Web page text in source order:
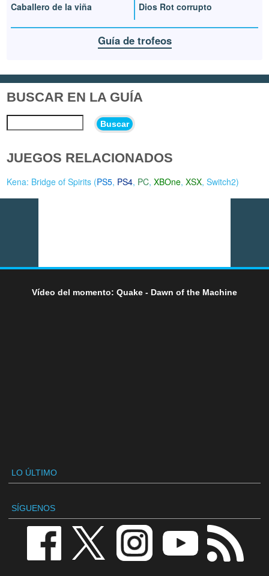
Caballero de la viña
Dios Rot corrupto
Guía de trofeos
BUSCAR EN LA GUÍA
Buscar
JUEGOS RELACIONADOS
Kena: Bridge of Spirits (PS5, PS4, PC,XBOne,XSX,Switch2)
Vídeo del momento: Quake - Dawn of the Machine
LO ÚLTIMO
SÍGUENOS